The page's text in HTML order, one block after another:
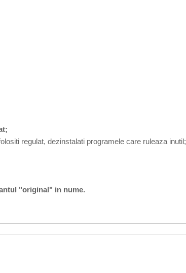
regulat, dezinstalati programele care ruleaza inutil;
"original" in nume.